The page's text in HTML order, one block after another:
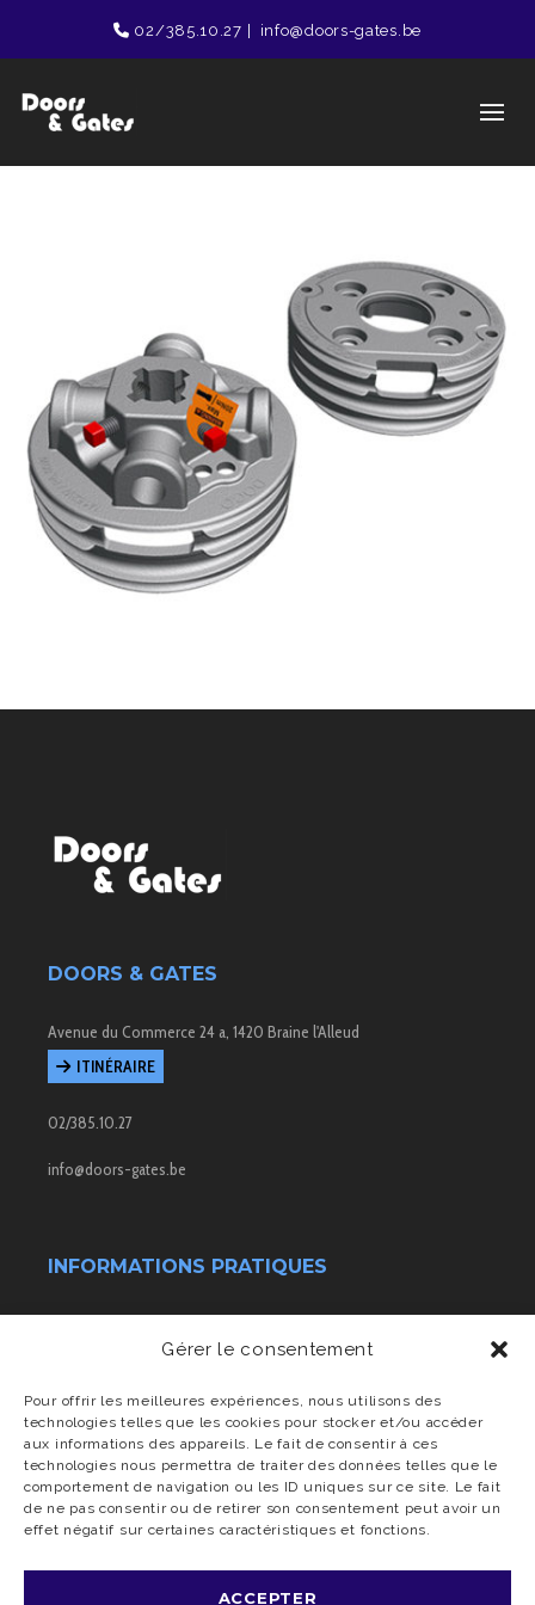
Gérer le consentement
Pour offrir les meilleures expériences, nous utilisons des
technologies telles que les cookies pour stocker et/ou accéder
aux informations des appareils. Le fait de consentir à ces
technologies nous permettra de traiter des données telles que le
comportement de navigation ou les ID uniques sur ce site. Le fait
de ne pas consentir ou de retirer son consentement peut avoir un
effet négatif sur certaines caractéristiques et fonctions.
ACCEPTER
02/385.10.27 info@doors-gates.be
DOORS & GATES
Avenue du Commerce 24 a, 1420 Braine l'Alleud
ITINÉRAIRE
02/385.10.27
info@doors-gates.be
INFORMATIONS PRATIQUES
Transport & livraison
Charte vie privée